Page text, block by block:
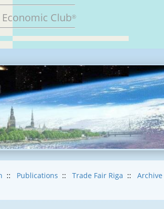
Club®
:: Publications :: Trade Fair Riga :: Archive